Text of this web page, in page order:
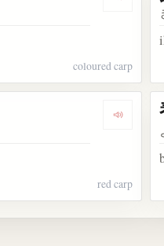
coloured carp
red carp